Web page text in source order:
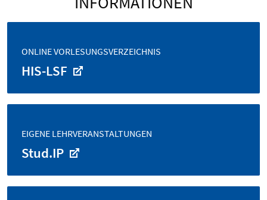
ONLINE VORLESUNGSVERZEICHNIS
HIS-LSF
EIGENE LEHRVERANSTALTUNGEN
Stud.IP